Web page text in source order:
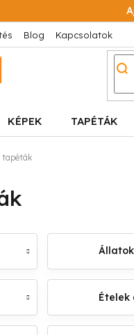
Blog Kapcsolatok
KÉPEK TAPÉTÁK
tapéták
Állatok
Ételek